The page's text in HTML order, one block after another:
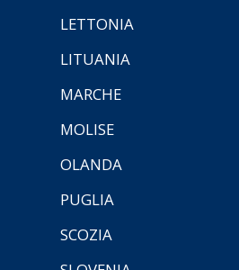
LETTONIA
LITUANIA
MARCHE
MOLISE
OLANDA
PUGLIA
SCOZIA